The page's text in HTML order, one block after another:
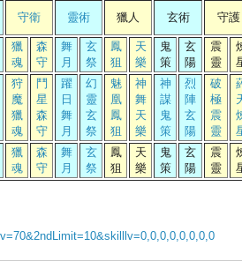
守衛 靈術 獵人 玄術 守護
獵
魂
森
守
舞
月
玄
祭
鳳
狙
天
樂
鬼
策
玄
陽
震
靈
狩
魔
獵
魂
鬥
星
森
守
躍
日
舞
月
幻
靈
玄
祭
魅
凰
鳳
狙
神
舞
天
樂
神
謀
鬼
策
烈
陣
玄
陽
破
極
震
靈
獵
魂
森
守
舞
月
玄
祭
鳳
狙
天
樂
鬼
策
玄
陽
震
靈